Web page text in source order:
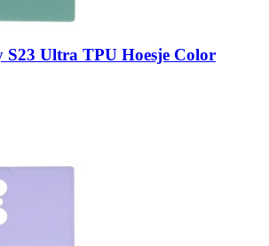
S23 Ultra TPU Hoesje Color